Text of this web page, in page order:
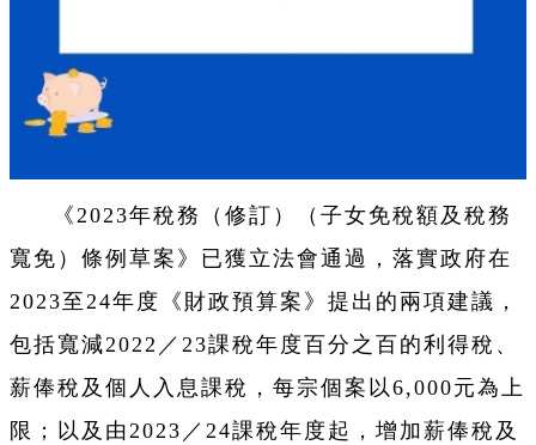
《2023年稅務（修訂）（子女免稅額及稅務
寬免）條例草案》已獲立法會通過，落實政府在
2023至24年度《財政預算案》提出的兩項建議，
包括寬減2022／23課稅年度百分之百的利得稅、
薪俸稅及個人入息課稅，每宗個案以6,000元為上
限；以及由2023／24課稅年度起，增加薪俸稅及